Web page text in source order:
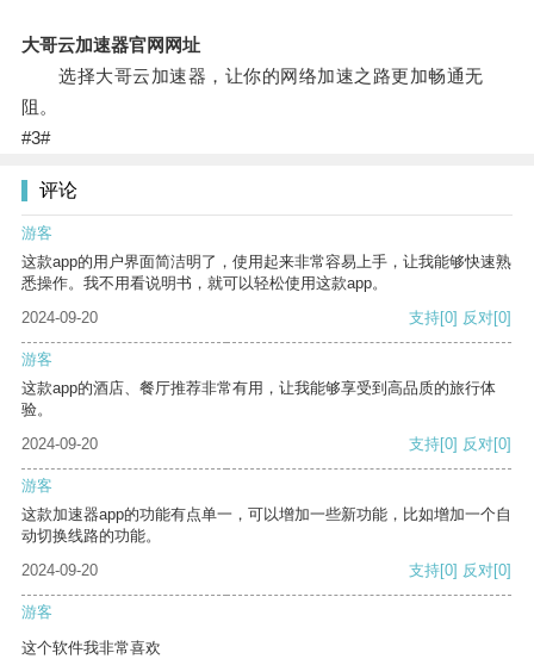
大哥云加速器官网网址
选择大哥云加速器，让你的网络加速之路更加畅通无
阻。
#3#
评论
游客
这款app的用户界面简洁明了，使用起来非常容易上手，让我能够快速熟
悉操作。我不用看说明书，就可以轻松使用这款app。
2024-09-20
支持[0] 反对[0]
游客
这款app的酒店、餐厅推荐非常有用，让我能够享受到高品质的旅行体
验。
2024-09-20
支持[0] 反对[0]
游客
这款加速器app的功能有点单一，可以增加一些新功能，比如增加一个自
动切换线路的功能。
2024-09-20
支持[0] 反对[0]
游客
这个软件我非常喜欢